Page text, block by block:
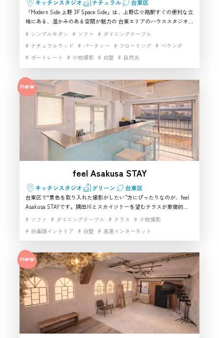
キッチンスタジオ ナチュラル 台東区
「Modern Side 上野 3F Space Side」は、上野広小路駅すぐの便利な立
地にある、温かみのある空間が魅力の 台東エリアのハウススタジオ
です。北欧風インテリアが整った落ち着いた室内は、ライフスタイル
特徴。自然光が入りやすいワンフロア構成で、動きのあるシーンにも
対応できるため、初心者からプロまで扱いやすい 台東の撮影スタジオ
を探している方に特におすすめです。キッチン設備やWi-Fiも揃い、
多目的利用にも適した使い勝手の良い一室です。
シンプルモダン ソファ
ダイニングテーブル
ナチュラルウッド
パーティー フローリング
ベランダ
ポートレート
小物撮影 白壁
自然光
高速インターネット
feel Asakusa STAY
キッチンスタジオ グリーン 台東区
台東区で“景色を取り入れた撮影がしたい”方にぴったりなのが、feel
Asakusa STAYです。隅田川とスカイツリーを望むテラスが象徴的
で、自然光が差し込むデザイナーズ空間は台東らしさを活かした画づ
くりに最適。キッチン・大型モニター・照明など設備も充実してお
り、撮影からパーティー、会議まで幅広く対応できる使い勝手のよい
ハウススタジオです。ドラマやWeb収録にも利用される本格的な撮影
スタジオとしても評価が高く、台東区で“景色・デザイン・利便性”を
重視する方に特におすすめしたい一軒です。
ソファ ダイニングテーブル テラス
小物撮影
白基調インテリア
白壁 高速インターネット